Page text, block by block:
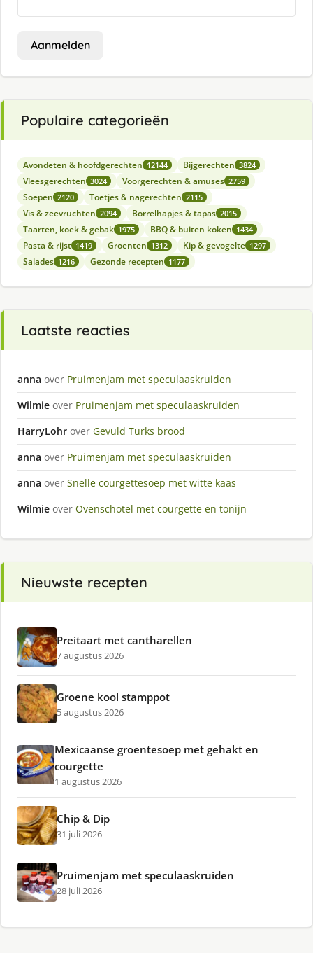
Aanmelden
Populaire categorieën
Avondeten & hoofdgerechten 12144 Bijgerechten 3824
Vleesgerechten 3024 Voorgerechten & amuses 2759
Soepen 2120 Toetjes & nagerechten 2115
Vis & zeevruchten 2094 Borrelhapjes & tapas 2015
Taarten, koek & gebak 1975 BBQ & buiten koken 1434
Pasta & rijst 1419 Groenten 1312 Kip & gevogelte 1297
Salades 1216 Gezonde recepten 1177
Laatste reacties
anna over Pruimenjam met speculaaskruiden
Wilmie over Pruimenjam met speculaaskruiden
HarryLohr over Gevuld Turks brood
anna over Pruimenjam met speculaaskruiden
anna over Snelle courgettesoep met witte kaas
Wilmie over Ovenschotel met courgette en tonijn
Nieuwste recepten
Preitaart met cantharellen
7 augustus 2026
Groene kool stamppot
5 augustus 2026
Mexicaanse groentesoep met gehakt en
courgette
1 augustus 2026
Chip & Dip
31 juli 2026
Pruimenjam met speculaaskruiden
28 juli 2026